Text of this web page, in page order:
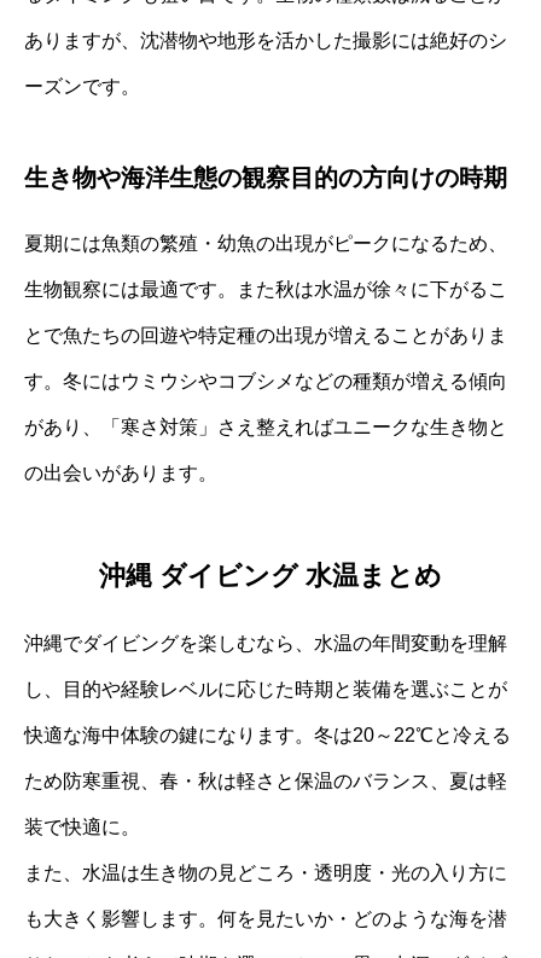
ありますが、沈潜物や地形を活かした撮影には絶好のシ
ーズンです。
生き物や海洋生態の観察目的の方向けの時期
夏期には魚類の繁殖・幼魚の出現がピークになるため、
生物観察には最適です。また秋は水温が徐々に下がるこ
とで魚たちの回遊や特定種の出現が増えることがありま
す。冬にはウミウシやコブシメなどの種類が増える傾向
があり、「寒さ対策」さえ整えればユニークな生き物と
の出会いがあります。
沖縄 ダイビング 水温まとめ
沖縄でダイビングを楽しむなら、水温の年間変動を理解
し、目的や経験レベルに応じた時期と装備を選ぶことが
快適な海中体験の鍵になります。冬は20～22℃と冷える
ため防寒重視、春・秋は軽さと保温のバランス、夏は軽
装で快適に。
また、水温は生き物の見どころ・透明度・光の入り方に
も大きく影響します。何を見たいか・どのような海を潜